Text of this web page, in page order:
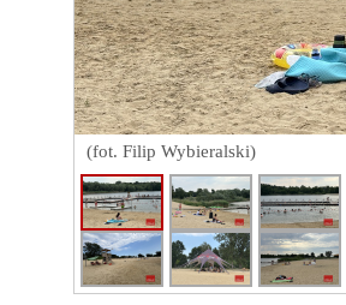
(fot. Filip Wybieralski)